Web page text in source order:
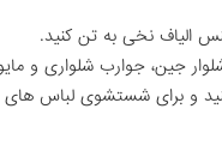
جین، جوارب شلواری و
و برای شستشوی لباس های